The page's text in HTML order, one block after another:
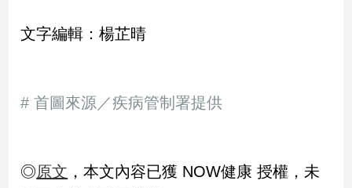
影
區
作
文字編輯：楊芷晴
# 首圖來源／疾病管制署提供
◎原文 ，本文內容已獲 NOW健康 授權，未